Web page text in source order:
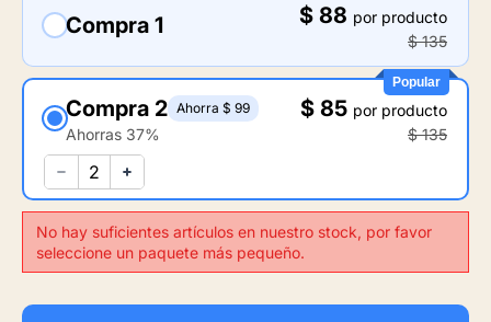
Compra 1 $ 88 por producto
$ 135
Popular
Compra 2 Ahorra $ 99
Ahorras 37%
$ 85 por producto
$ 135
No hay suficientes artículos en nuestro stock, por favor
seleccione un paquete más pequeño.